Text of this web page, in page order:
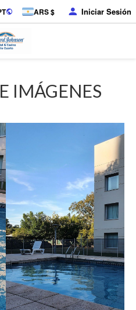
ARS $ Iniciar Sesión
IMÁGENES